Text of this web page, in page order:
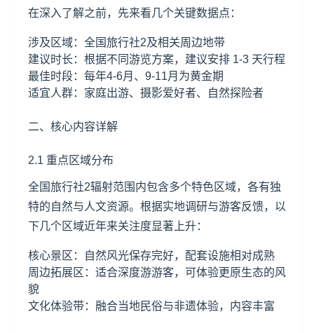
在深入了解之前，先来看几个关键数据点：
涉及区域：全国旅行社2及相关周边地带
建议时长：根据不同游览方案，建议安排 1-3 天行程
最佳时段：每年4-6月、9-11月为黄金期
适宜人群：家庭出游、摄影爱好者、自然探险者
二、核心内容详解
2.1 重点区域分布
全国旅行社2辐射范围内包含多个特色区域，各有独
特的自然与人文资源。根据实地调研与游客反馈，以
下几个区域近年来关注度显著上升：
核心景区：自然风光保存完好，配套设施相对成熟
周边拓展区：适合深度游游客，可体验更原生态的风
貌
文化体验带：融合当地民俗与非遗体验，内容丰富